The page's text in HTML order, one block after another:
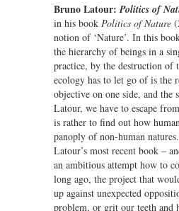
Bruno Latour:Politics of
in his book Politics of Nature
notion of ‘Nature’. In this
the hierarchy of beings in a
practice, by the destruction of
ecology has to let go of is the
objective on one side, and the
Latour, we have to escape
is rather to find out how
panoply of non-human
Latour’s most recent book –
an ambitious attempt how to
long ago, the project that
up against unexpected
problem, or grit our teeth and